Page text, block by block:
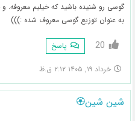
گوسی رو شنیده باشید که خیلیم معروفه.
به عنوان توزیع گوسی معروف شده :)))
20 پاسخ
خرداد ۱۹, ۱۴۰۵ ۲:۱۲ ق.ظ
شین شین🏵